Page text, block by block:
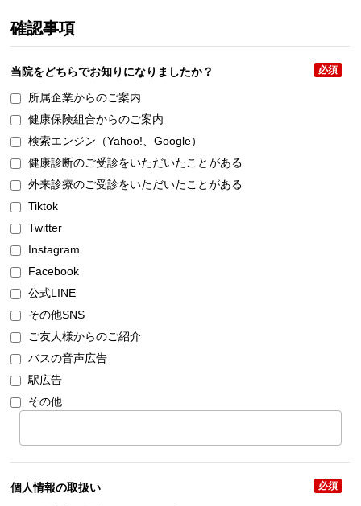
確認事項
当院をどちらでお知りになりましたか？ 必須
所属企業からのご案内
健康保険組合からのご案内
検索エンジン（Yahoo!、Google）
健康診断のご受診をいただいたことがある
外来診療のご受診をいただいたことがある
Tiktok
Twitter
Instagram
Facebook
公式LINE
その他SNS
ご友人様からのご紹介
バスの音声広告
駅広告
その他
個人情報の取扱い 必須